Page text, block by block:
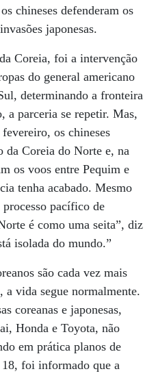
chineses defenderam os
japonesas.
Coreia, foi a intervenção
do general americano
determinando a fronteira
a parceria se repetir. Mas,
os chineses
da Coreia do Norte e, na
os voos entre Pequim e
tenha acabado. Mesmo
pacífico de
é como uma seita”, diz
isolada do mundo.”
são cada vez mais
a vida segue normalmente.
coreanas e japonesas,
Honda e Toyota, não
em prática planos de
foi informado que a